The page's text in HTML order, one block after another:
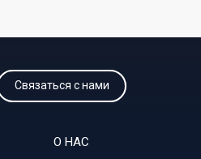
О НАС
Связаться с нами